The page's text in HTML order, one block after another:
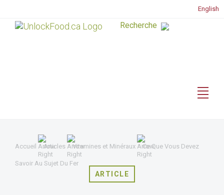
English
Accueil Articles Vitamines et Minéraux Ce Que Vous Devez
Savoir Au Sujet Du Fer
ARTICLE